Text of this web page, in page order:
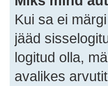
Kui sa ei märgi
jääd
logitud olla,
avalikes